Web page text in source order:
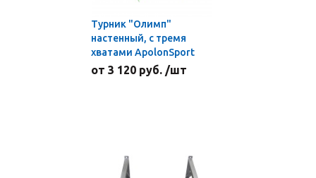
Турник "Олимп"
настенный, с тремя
хватами ApolonSport
от 3 120 руб. /шт